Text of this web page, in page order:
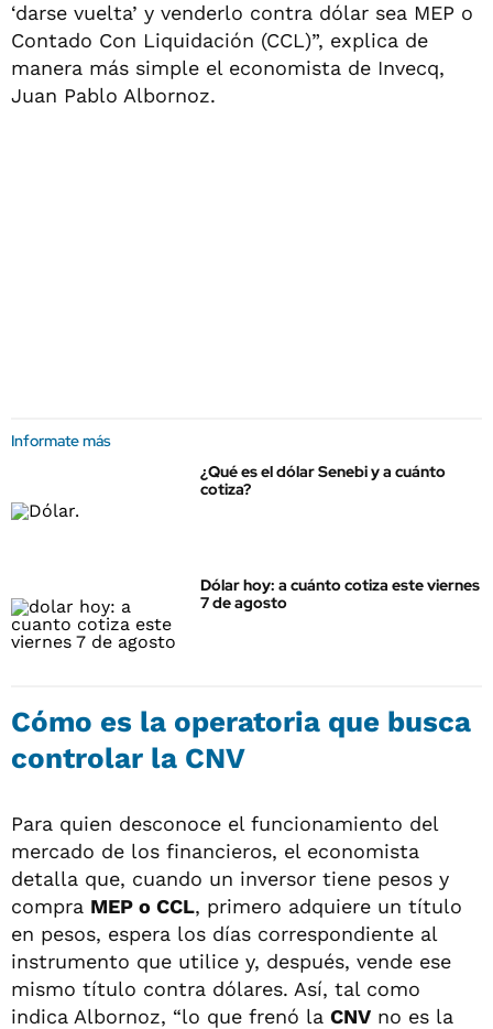
‘darse vuelta’ y venderlo contra dólar sea MEP o
Contado Con Liquidación (CCL)”, explica de
manera más simple el economista de Invecq,
Juan Pablo Albornoz.
Informate más
¿Qué es el dólar Senebi y a cuánto
cotiza?
Dólar hoy: a cuánto cotiza este viernes
7 de agosto
Cómo es la operatoria que busca
controlar la CNV
Para quien desconoce el funcionamiento del
mercado de los financieros, el economista
detalla que, cuando un inversor tiene pesos y
compra MEP o CCL, primero adquiere un título
en pesos, espera los días correspondiente al
instrumento que utilice y, después, vende ese
mismo título contra dólares. Así, tal como
indica Albornoz, “lo que frenó la CNV no es la